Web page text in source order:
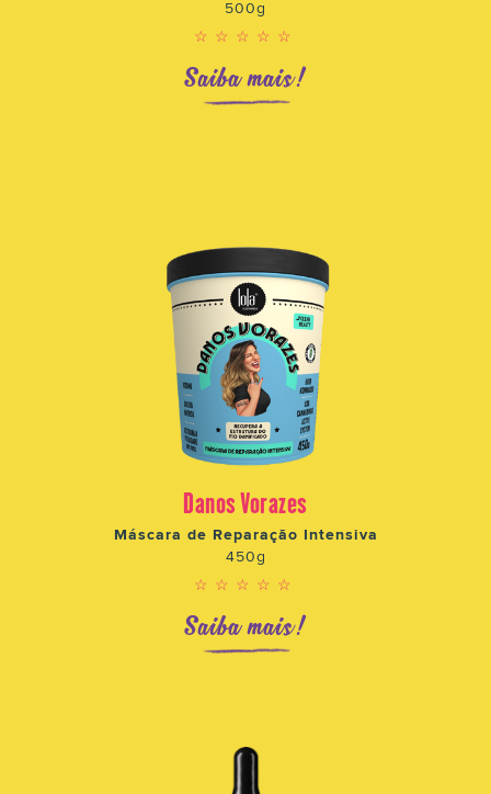
500g
☆☆☆☆☆
Saiba mais!
Danos Vorazes
Máscara de Reparação Intensiva
450g
☆☆☆☆☆
Saiba mais!